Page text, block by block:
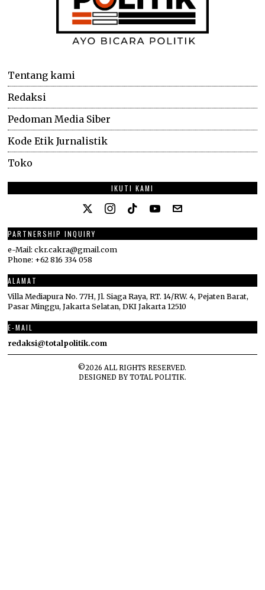
Tentang kami
Redaksi
Pedoman Media Siber
Kode Etik Jurnalistik
Toko
IKUTI KAMI
PARTNERSHIP INQUIRY
e-Mail: ckr.cakra@gmail.com
Phone: +62 816 334 058
ALAMAT
Villa Mediapura No. 77H, Jl. Siaga Raya, RT. 14/RW. 4, Pejaten Barat,
Pasar Minggu, Jakarta Selatan, DKI Jakarta 12510
E-MAIL
redaksi@totalpolitik.com
©2026 ALL RIGHTS RESERVED.
DESIGNED BYTOTAL POLITIK.